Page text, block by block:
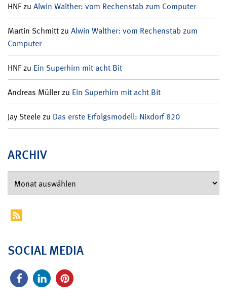
HNFzu Alwin Walther: vom Rechenstab zum Computer
Martin Schmittzu Alwin Walther: vom Rechenstab zum
Computer
HNFzu Ein Superhirn mit acht Bit
Andreas Müllerzu Ein Superhirn mit acht Bit
Jay Steelezu Das erste Erfolgsmodell: Nixdorf 820
ARCHIV
SOCIAL MEDIA